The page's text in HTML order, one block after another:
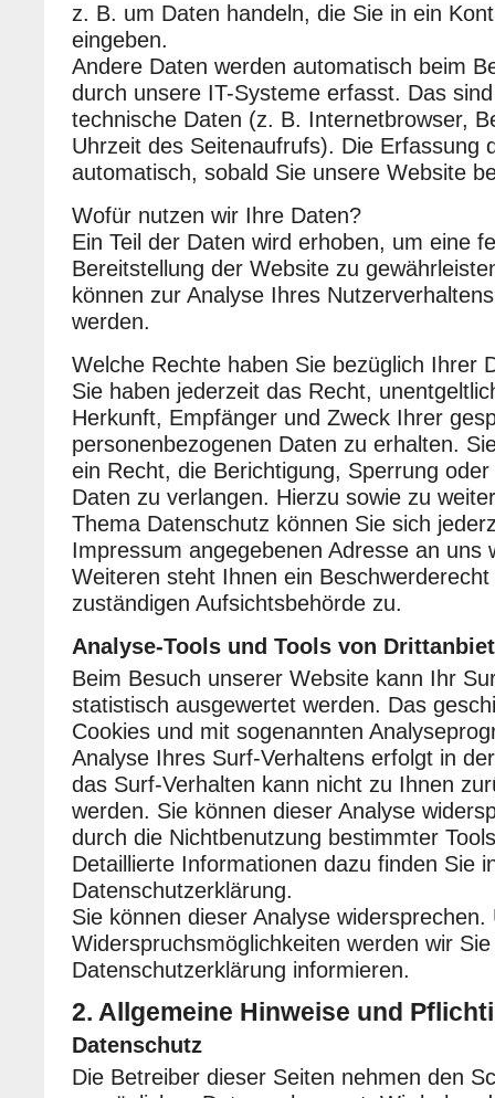
z. B. um Daten handeln, die Sie in ein
eingeben.
Andere Daten werden automatisch beim
durch unsere IT-Systeme erfasst. Das
technische Daten (z. B. Internetbrowser,
Uhrzeit des Seitenaufrufs). Die Erfassung
automatisch, sobald Sie unsere Website
Wofür nutzen wir Ihre Daten?
Ein Teil der Daten wird erhoben, um eine
Bereitstellung der Website zu
können zur Analyse Ihres
werden.
Welche Rechte haben Sie bezüglich Ihrer
Sie haben jederzeit das Recht,
Herkunft, Empfänger und Zweck Ihrer
personenbezogenen Daten zu erhalten.
ein Recht, die Berichtigung, Sperrung
Daten zu verlangen. Hierzu sowie zu
Thema Datenschutz können Sie sich
Impressum angegebenen Adresse an uns
Weiteren steht Ihnen ein
zuständigen Aufsichtsbehörde zu.
Analyse-Tools und Tools von
Beim Besuch unserer Website kann Ihr
statistisch ausgewertet werden. Das
Cookies und mit sogenannten
Analyse Ihres Surf-Verhaltens erfolgt in
das Surf-Verhalten kann nicht zu Ihnen
werden. Sie können dieser Analyse
durch die Nichtbenutzung bestimmter
Detaillierte Informationen dazu finden Sie
Datenschutzerklärung.
Sie können dieser Analyse widersprechen.
Widerspruchsmöglichkeiten werden wir
Datenschutzerklärung informieren.
2. Allgemeine Hinweise und
Datenschutz
Die Betreiber dieser Seiten nehmen den